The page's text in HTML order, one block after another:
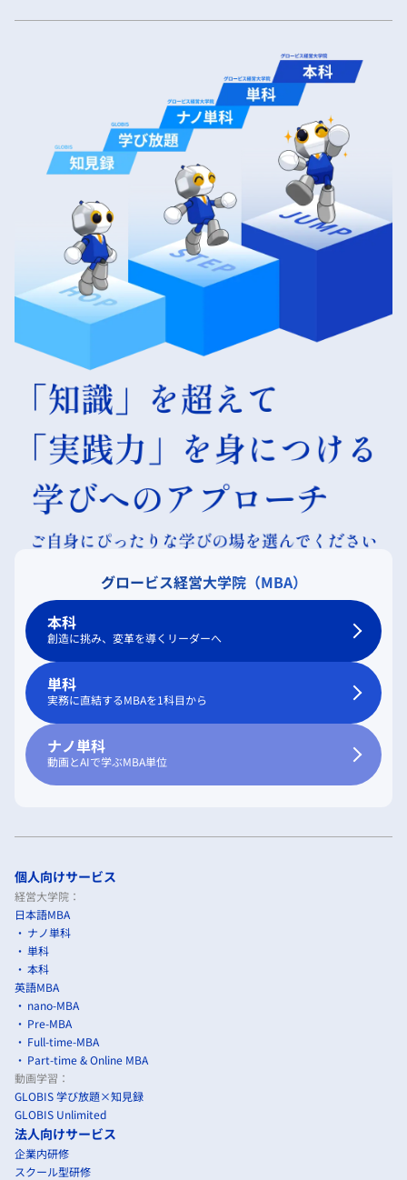
グロービス経営大学院（MBA）
本科
創造に挑み、変革を導くリーダーへ
単科
実務に直結するMBAを1科目から
ナノ単科
動画とAIで学ぶMBA単位
個人向けサービス
経営大学院：
日本語MBA
ナノ単科
単科
本科
英語MBA
nano-MBA
Pre-MBA
Full-time-MBA
Part-time & Online MBA
動画学習：
GLOBIS 学び放題×知見録
GLOBIS Unlimited
法人向けサービス
企業内研修
スクール型研修